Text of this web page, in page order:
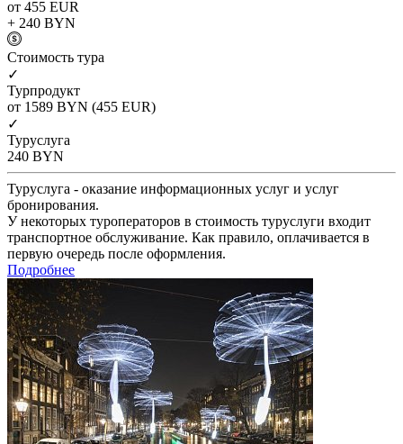
от 455 EUR
+ 240 BYN
Cтоимость тура
✓
Турпродукт
от 1589 BYN (455 EUR)
✓
Туруслуга
240 BYN
Туруслуга - оказание информационных услуг и услуг
бронирования.
У некоторых туроператоров в стоимость туруслуги входит
транспортное обслуживание. Как правило, оплачивается в
первую очередь после оформления.
Подробнее